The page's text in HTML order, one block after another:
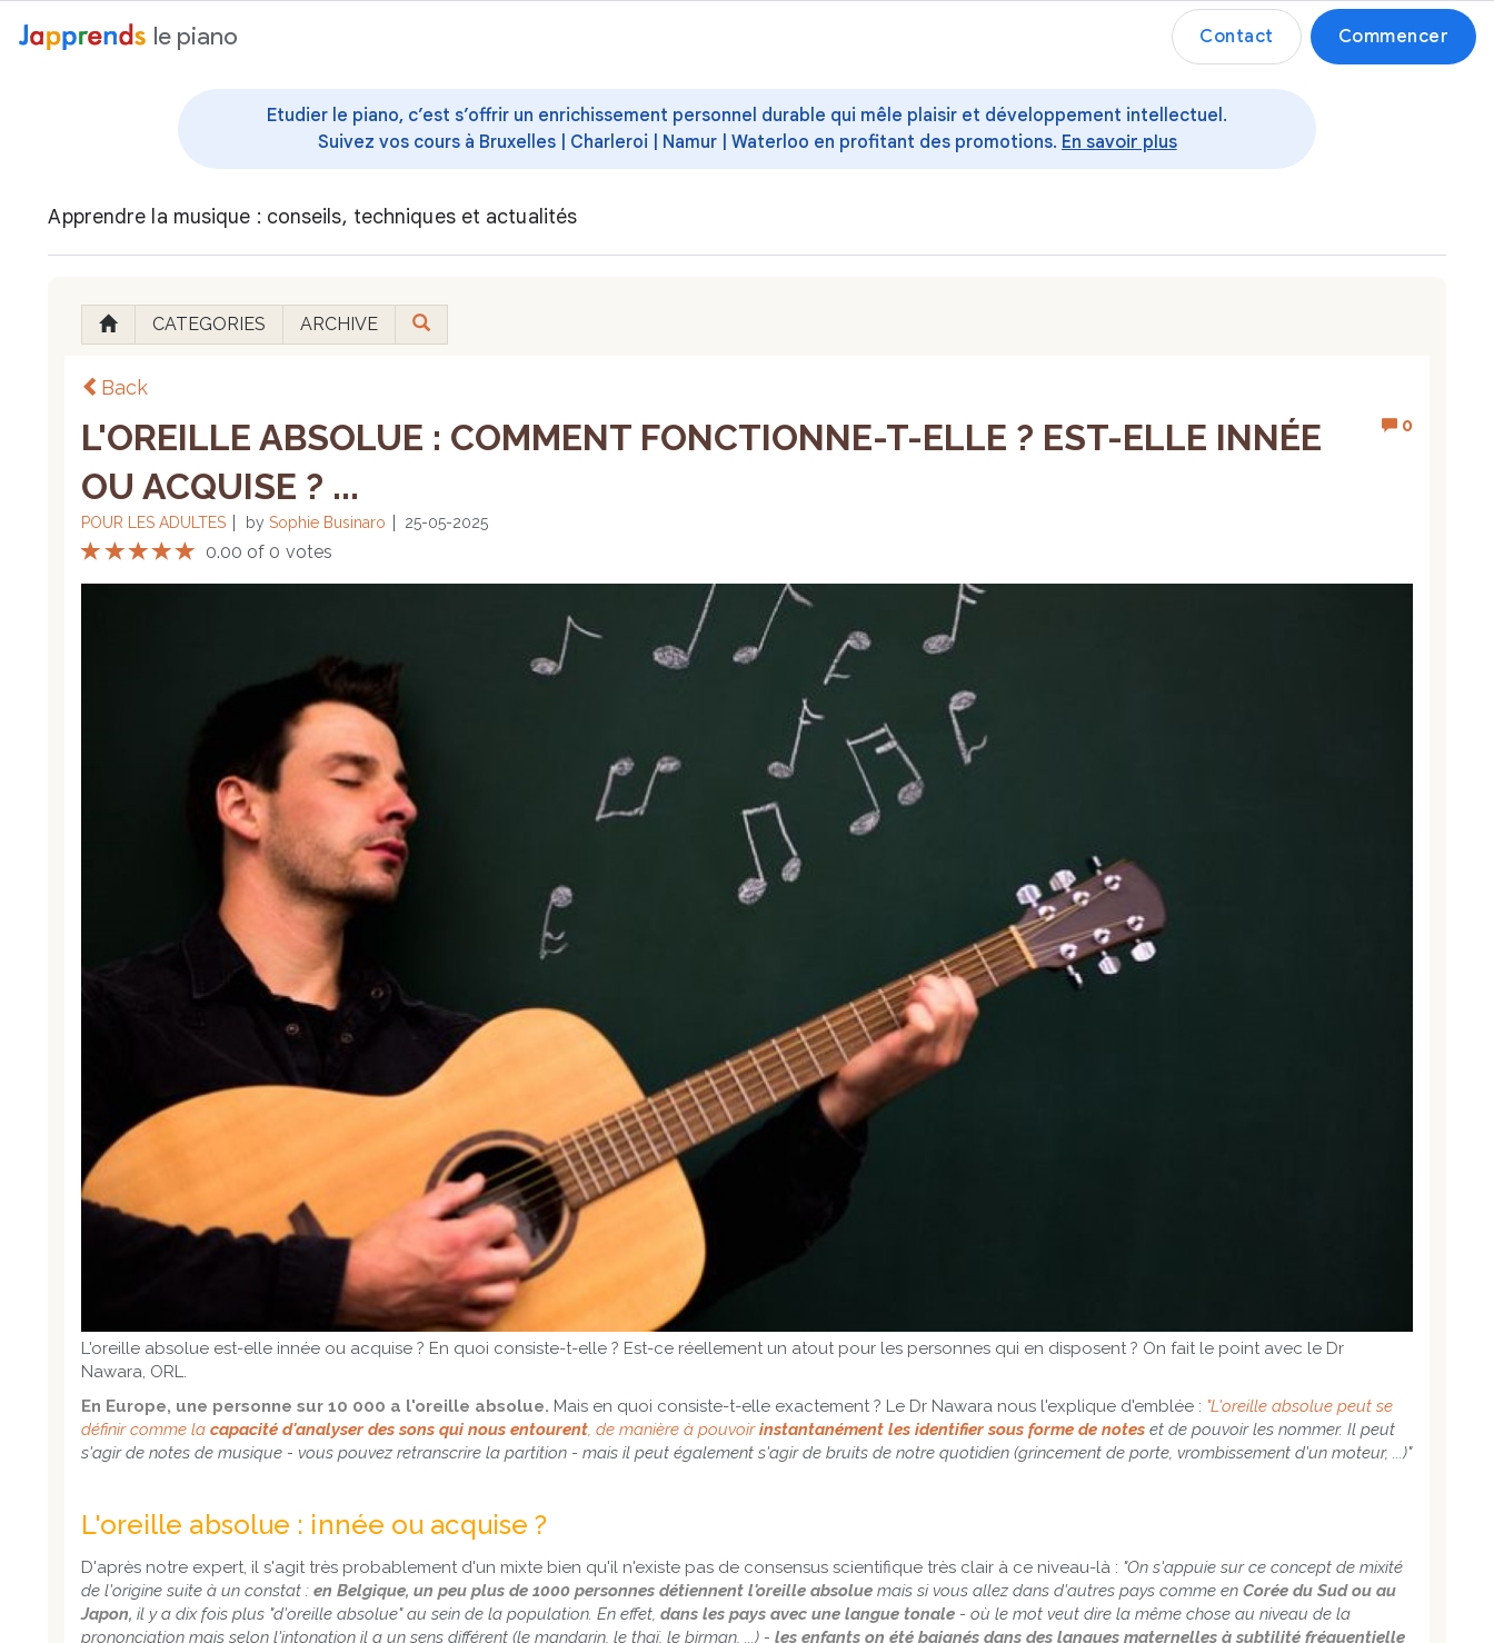
contenu le piano Contact Commencer
Etudier le piano, c’est s’offrir un enrichissement personnel durable qui mêle plaisir et développement intellectuel.
Suivez vos cours à Bruxelles | Charleroi | Namur | Waterloo en profitant des promotions. En savoir plus
Apprendre la musique : conseils, techniques et actualités
CATEGORIES ARCHIVE
Back
0
L'OREILLE ABSOLUE : COMMENT FONCTIONNE-T-ELLE ? EST-ELLE INNÉE
OU ACQUISE ? ...
POUR LES ADULTES by Sophie Businaro 25-05-2025
0.00 of 0 votes
L'oreille absolue est-elle innée ou acquise ? En quoi consiste-t-elle ? Est-ce réellement un atout pour les personnes qui en disposent ? On fait le point avec le Dr
Nawara, ORL.
En Europe, une personne sur 10 000 a l'oreille absolue. Mais en quoi consiste-t-elle exactement ? Le Dr Nawara nous l'explique d'emblée : "L'oreille absolue peut se
définir comme lacapacité d'analyser des sons qui nous entourent, de manière à pouvoirinstantanément les identifier sous forme de notes et de pouvoir les nommer. Il peut
s'agir de notes de musique - vous pouvez retranscrire la partition - mais il peut également s'agir de bruits de notre quotidien (grincement de porte, vrombissement d'un moteur, ...)"
L'oreille absolue : innée ou acquise ?
D'après notre expert, il s'agit très probablement d'un mixte bien qu'il n'existe pas de consensus scientifique très clair à ce niveau-là : "On s'appuie sur ce concept de mixité
de l'origine suite à un constat :en Belgique, un peu plus de 1000 personnes détiennent l'oreille absolue mais si vous allez dans d'autres pays comme enCorée du Sud ou au
Japon, il y a dix fois plus "d'oreille absolue" au sein de la population. En effet,dans les pays avec une langue tonale - où le mot veut dire la même chose au niveau de la
prononciation mais selon l'intonation il a un sens différent (le mandarin, le thaï, le birman, ...) -les enfants on été baignés dans des langues maternelles à subtilité fréquentielle